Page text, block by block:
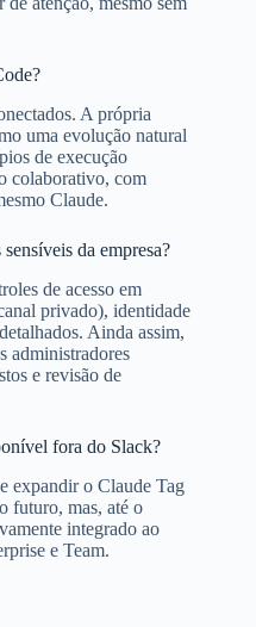
A própria
uma evolução natural
de execução
colaborativo, com
Claude.
da empresa?
de acesso em
privado), identidade
Ainda assim,
administradores
e revisão de
fora do Slack?
expandir o Claude Tag
futuro, mas, até o
integrado ao
e Team.